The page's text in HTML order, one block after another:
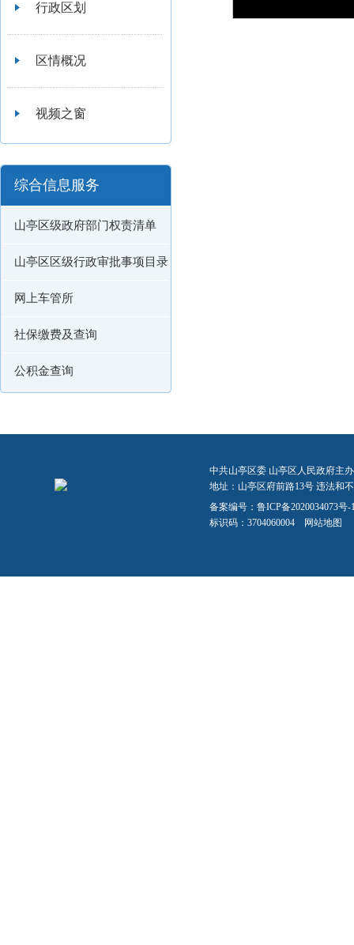
行政区划
区情概况
视频之窗
综合信息服务
山亭区级政府部门权责清单
山亭区区级行政审批事项目录
网上车管所
社保缴费及查询
公积金查询
中共山亭区委 山亭区人民政府主
地址：山亭区府前路13号 违法和
备案编号： 鲁ICP备2020034073号-
标识码：3704060004 网站地图